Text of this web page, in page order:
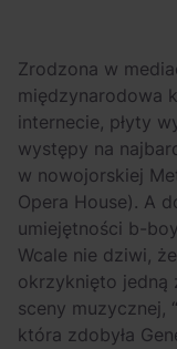
koncertach?
Zrodzona w
międzynarodowa
internecie, płyty
występy na
w nowojorskiej
Opera House). A
umiejętności b-
Wcale nie dziwi, że
okrzyknięto jedną
sceny muzycznej,
która zdobyła